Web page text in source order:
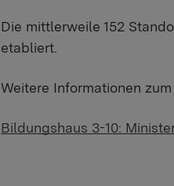
Die mittlerweile 152
etabliert.
Weitere Informationen
Bildungshaus 3-10: